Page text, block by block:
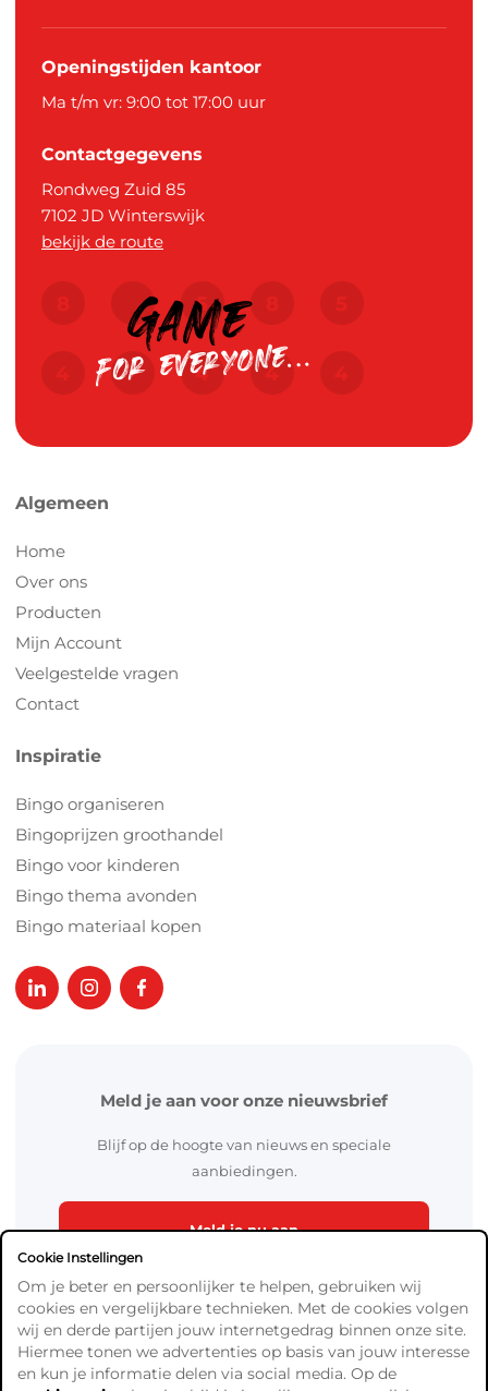
Openingstijden kantoor
Ma t/m vr: 9:00 tot 17:00 uur
Contactgegevens
Rondweg Zuid 85
7102 JD Winterswijk
bekijk de route
Algemeen
Home
Over ons
Producten
Mijn Account
Veelgestelde vragen
Contact
Inspiratie
Bingo organiseren
Bingoprijzen groothandel
Bingo voor kinderen
Bingo thema avonden
Bingo materiaal kopen
Meld je aan voor onze nieuwsbrief
Blijf op de hoogte van nieuws en speciale
aanbiedingen.
Meld je nu aan
Cookie Instellingen
Om je beter en persoonlijker te helpen, gebruiken wij
cookies en vergelijkbare technieken. Met de cookies volgen
wij en derde partijen jouw internetgedrag binnen onze site.
Hiermee tonen we advertenties op basis van jouw interesse
en kun je informatie delen via social media. Op de